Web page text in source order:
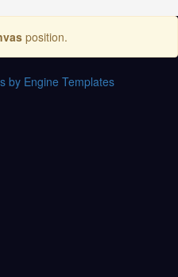
position.
by Engine Templates